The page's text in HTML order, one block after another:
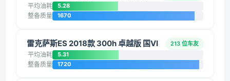
平均油耗 5.28
整备质量 1670
雷克萨斯ES 2018款 300h 卓越版 国VI 213 位车友
平均油耗 5.31
整备质量 1720